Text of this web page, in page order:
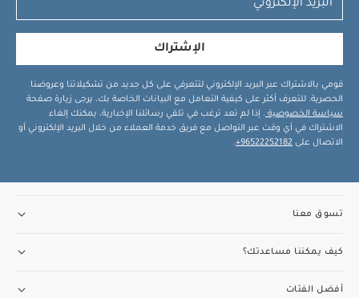
الإشتراك
قومي بالاشتراك عبر البريد الإلكتروني لتتعرفي على كل جديد من تشكيلاتنا وعروضنا
الحصرية. للتعرف أكثر على كيفية التعامل مع البيانات الخاصة بك، يرجى زيارة صفحة
سياسة الخصوصية . إذا لم تعد ترغب في تلقي رسائلنا الإخبارية، يمكنك إلغاء
الاشتراك في أي وقت عبر التواصل مع فريق خدمة العملاء من خلال البريد الإلكتروني أو
الاتصال على 96522252182+
.
تسوق معنا
كيف يمكننا مساعدتك؟
أفضل الفئات